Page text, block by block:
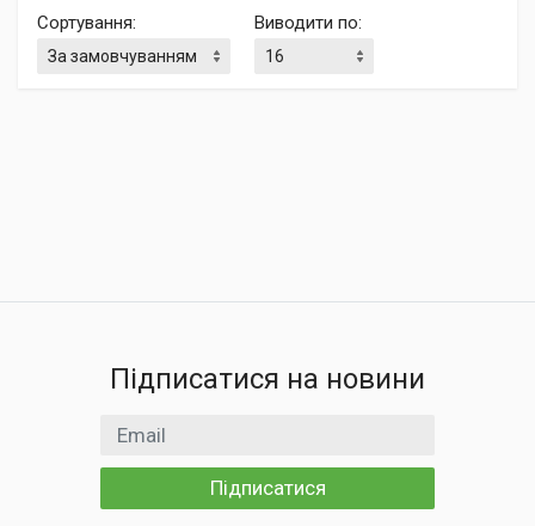
Сортування: Виводити по:
Підписатися на новини
Email
Підписатися